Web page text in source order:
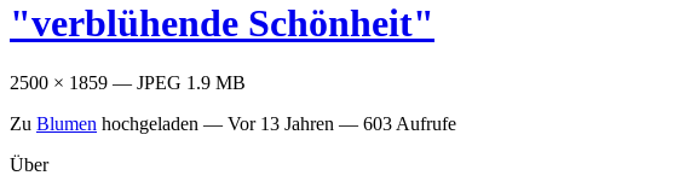
"verblühende Schönheit"
2500 × 1859 — JPEG 1.9 MB
Zu Blumen hochgeladen — Vor 13 Jahren — 603 Aufrufe
Über